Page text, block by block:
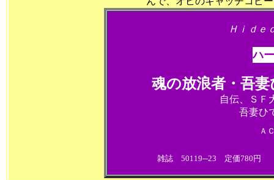
Ｈｉｄｅ
ハ
魂の放浪者・吾妻ひ
自伝、ＳＦ
吾妻ひ
Ａ
雑誌 50119─23 定価780円